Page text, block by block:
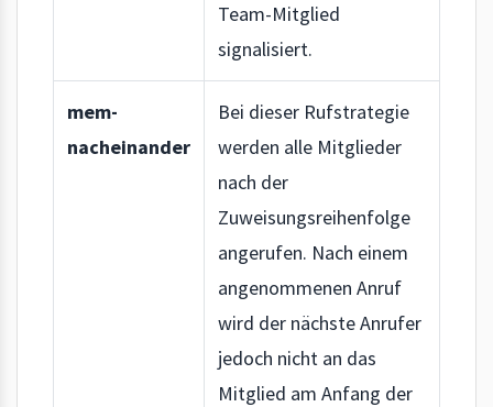
Team-Mitglied
signalisiert.
mem-
nacheinander
Bei dieser Rufstrategie
werden alle Mitglieder
nach der
Zuweisungsreihenfolge
angerufen. Nach einem
angenommenen Anruf
wird der nächste Anrufer
jedoch nicht an das
Mitglied am Anfang der